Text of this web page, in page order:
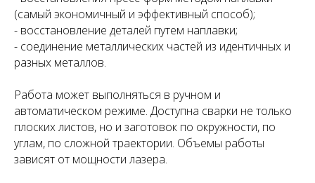
(самый экономичный и эффективный способ);
- восстановление деталей путем наплавки;
- соединение металлических частей из идентичных и
разных металлов.
Работа может выполняться в ручном и
автоматическом режиме. Доступна сварки не только
плоских листов, но и заготовок по окружности, по
углам, по сложной траектории. Объемы работы
зависят от мощности лазера.